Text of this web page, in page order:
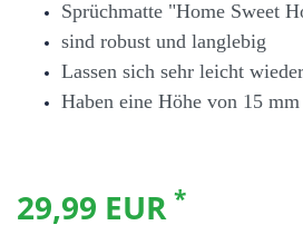
Sprüchmatte "Home Sweet
sind robust und langlebig
Lassen sich sehr leicht
Haben eine Höhe von 15 mm
29,99 EUR *